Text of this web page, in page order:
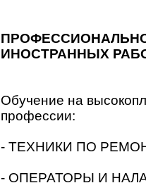
ИНОСТРАННЫХ
Обучение на
профессии:
- ТЕХНИКИ ПО
- ОПЕРАТОРЫ И